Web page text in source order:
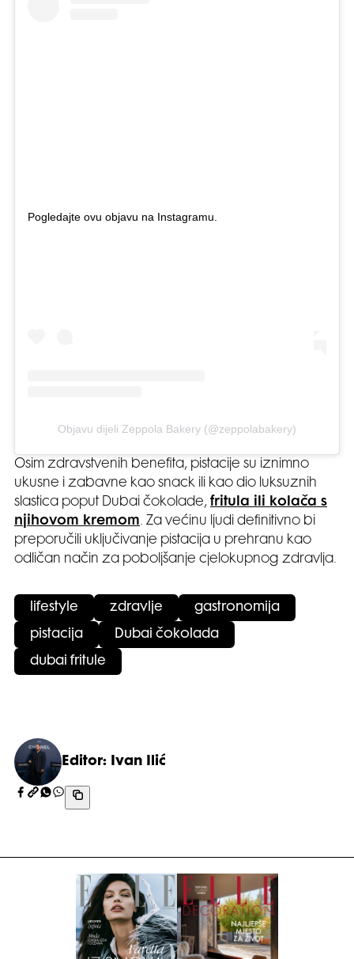
Pogledajte ovu objavu na Instagramu.
Objavu dijeli Zeppola Bakery (@zeppolabakery)
Osim zdravstvenih benefita, pistacije su iznimno
ukusne i zabavne kao snack ili kao dio luksuznih
slastica poput Dubai čokolade, fritula ili kolača s
njihovom kremom. Za većinu ljudi definitivno bi
preporučili uključivanje pistacija u prehranu kao
odličan način za poboljšanje cjelokupnog zdravlja.
lifestyle zdravlje gastronomija
pistacija Dubai čokolada
dubai fritule
Editor: Ivan Ilić